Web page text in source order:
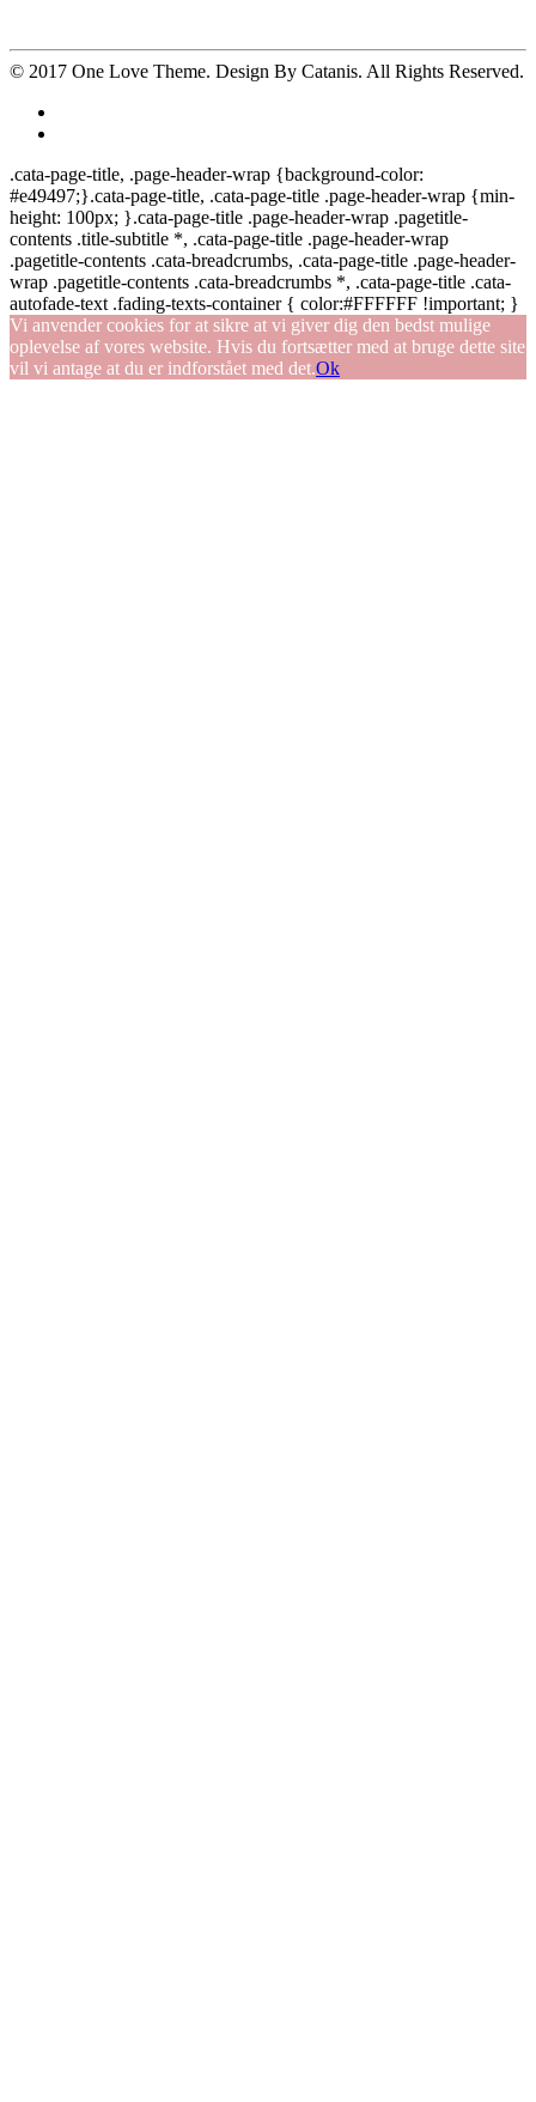
© 2017 One Love Theme. Design By Catanis. All Rights Reserved.
.cata-page-title, .page-header-wrap {background-color:
#e49497;}.cata-page-title, .cata-page-title .page-header-wrap {min-
height: 100px; }.cata-page-title .page-header-wrap .pagetitle-
contents .title-subtitle *, .cata-page-title .page-header-wrap
.pagetitle-contents .cata-breadcrumbs, .cata-page-title .page-header-
wrap .pagetitle-contents .cata-breadcrumbs *, .cata-page-title .cata-
autofade-text .fading-texts-container { color:#FFFFFF !important; }
Vi anvender cookies for at sikre at vi giver dig den bedst mulige
oplevelse af vores website. Hvis du fortsætter med at bruge dette site
vil vi antage at du er indforstået med det.Ok